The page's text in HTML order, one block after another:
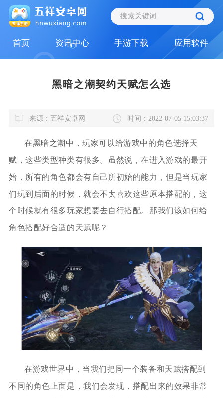
首页 资讯中心 手游下载 应用软件
黑暗之潮契约天赋怎么选
来源：五祥安卓网 时间：2022-07-05 15:03:37
在黑暗之潮中，玩家可以给游戏中的角色选择天
赋，这些类型种类有很多。虽然说，在进入游戏的最开
始，所有的角色都会有自己所初始的能力，但是当玩家
们玩到后面的时候，就会不太喜欢这些原本搭配的，这
个时候就有很多玩家想要去自行搭配。那我们该如何给
角色搭配好合适的天赋呢？
在游戏世界中，当我们把同一个装备和天赋搭配到
不同的角色上面是，我们会发现，搭配出来的效果非常